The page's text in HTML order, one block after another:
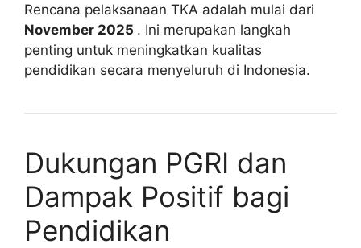
Rencana pelaksanaan TKA adalah mulai dari
November 2025 . Ini merupakan langkah
penting untuk meningkatkan kualitas
pendidikan secara menyeluruh di Indonesia.
Dukungan PGRI dan
Dampak Positif bagi
Pendidikan